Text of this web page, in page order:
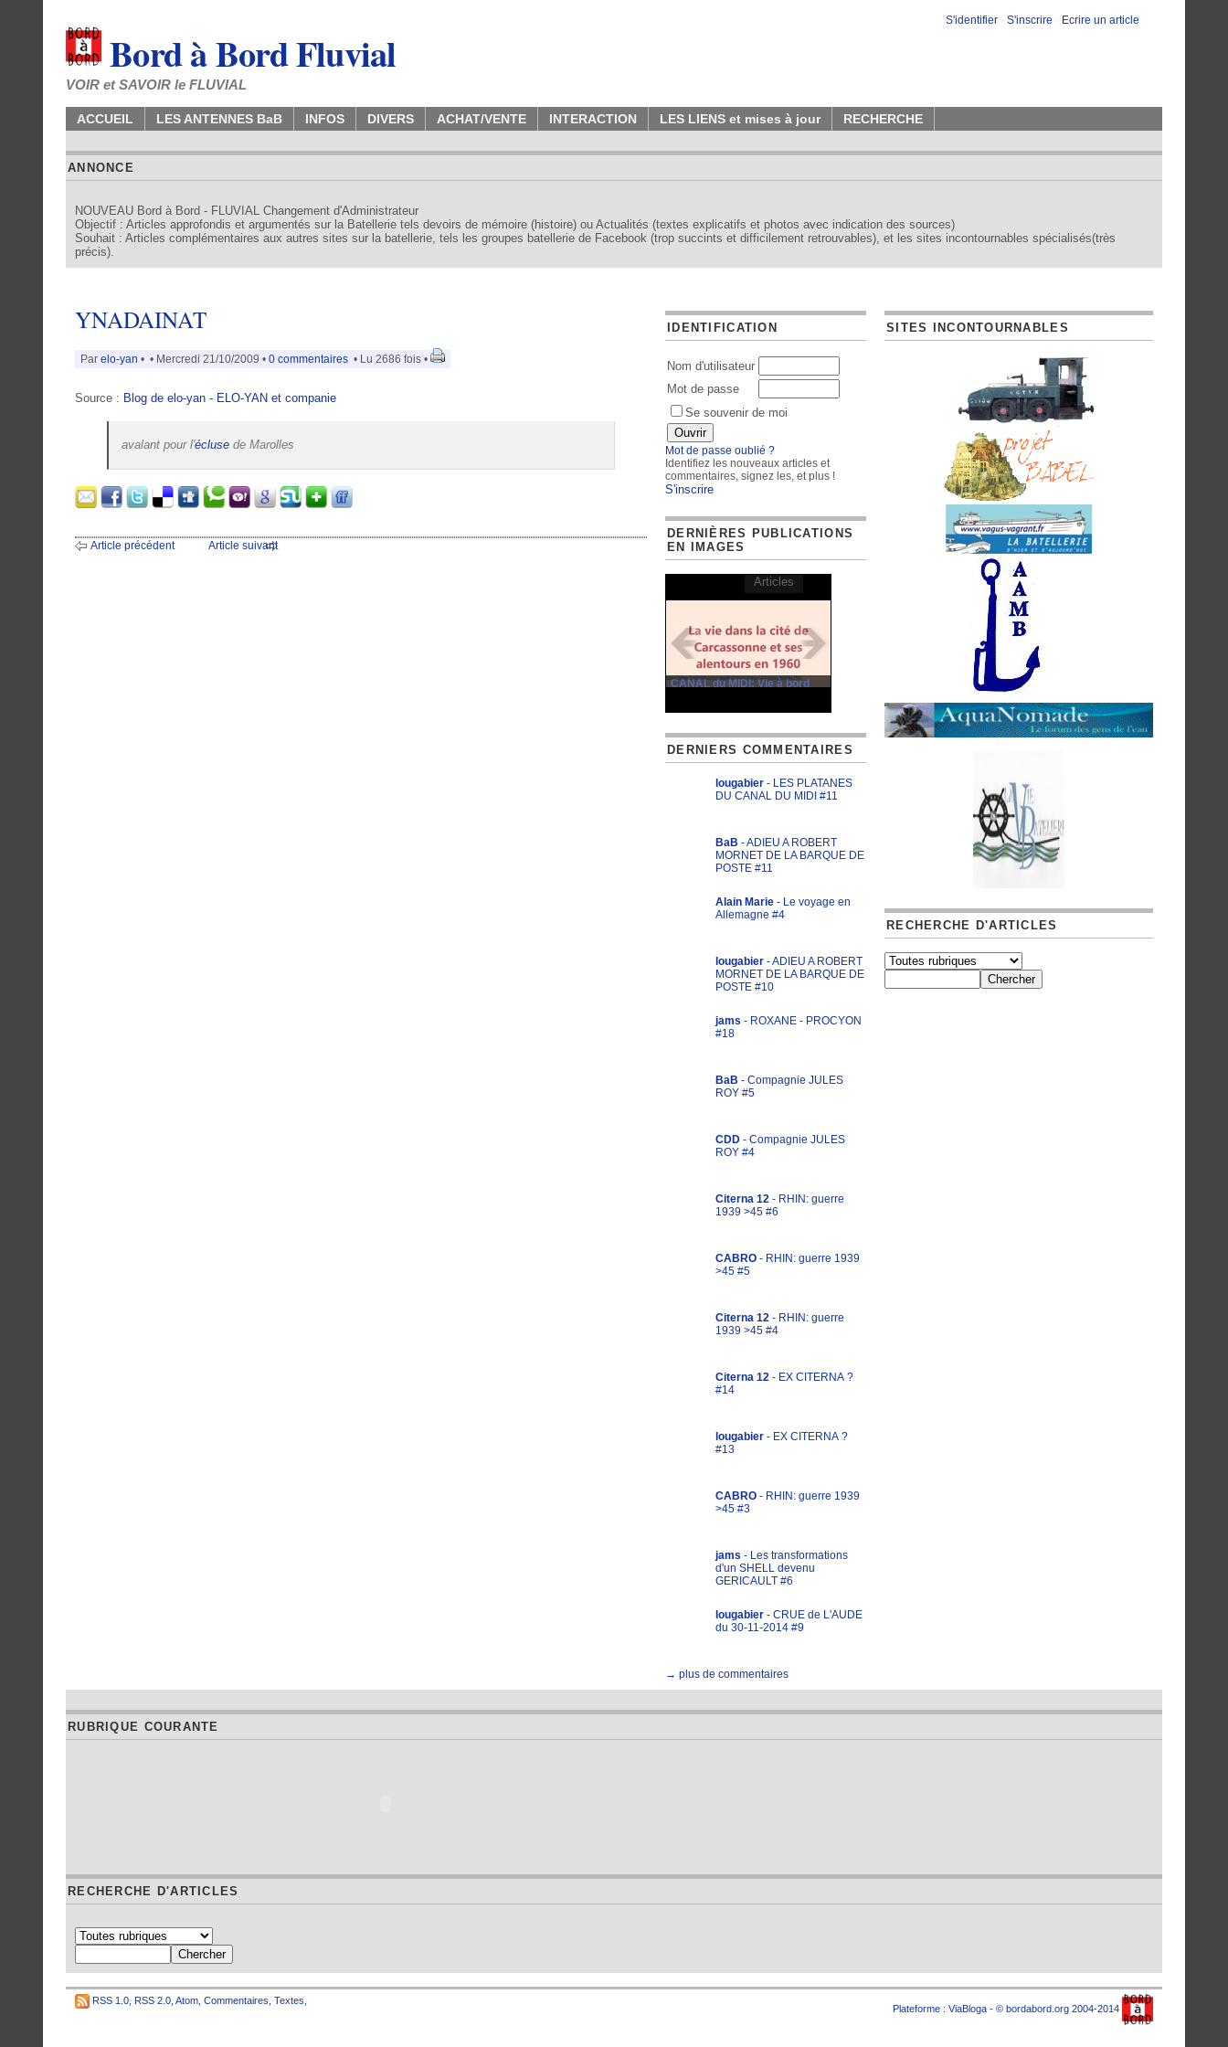
S'identifier - S'inscrire - Ecrire un article
Bord à Bord Fluvial
VOIR et SAVOIR le FLUVIAL
ACCUEIL LES ANTENNES BaB INFOS DIVERS ACHAT/VENTE INTERACTION LES LIENS et mises à jour RECHERCHE
ANNONCE
NOUVEAU Bord à Bord - FLUVIAL Changement d'Administrateur
Objectif : Articles approfondis et argumentés sur la Batellerie tels devoirs de mémoire (histoire) ou Actualités (textes explicatifs et photos avec indication des sources)
Souhait : Articles complémentaires aux autres sites sur la batellerie, tels les groupes batellerie de Facebook (trop succints et difficilement retrouvables), et les sites incontournables spécialisés(très
précis).
YNADAINAT
Par elo-yan • • Mercredi 21/10/2009 • 0 commentaires • Lu 2686 fois •
Source : Blog de elo-yan - ELO-YAN et companie
avalant pour l'écluse de Marolles
Article précédent Article suivant
IDENTIFICATION
Nom d'utilisateur
Mot de passe
Se souvenir de moi
Mot de passe oublié ?
Identifiez les nouveaux articles et
commentaires, signez les, et plus !
S'inscrire
DERNIÈRES PUBLICATIONS
EN IMAGES
CANAL du MIDI: Vie à bord
Articles
DERNIERS COMMENTAIRES
lougabier - LES PLATANES
DU CANAL DU MIDI #11
BaB - ADIEU A ROBERT
MORNET DE LA BARQUE DE
POSTE #11
Alain Marie - Le voyage en
Allemagne #4
lougabier - ADIEU A ROBERT
MORNET DE LA BARQUE DE
POSTE #10
jams - ROXANE - PROCYON
#18
BaB - Compagnie JULES
ROY #5
CDD - Compagnie JULES
ROY #4
Citerna 12 - RHIN: guerre
1939 >45 #6
CABRO - RHIN: guerre 1939
>45 #5
Citerna 12 - RHIN: guerre
1939 >45 #4
Citerna 12 - EX CITERNA ?
#14
lougabier - EX CITERNA ?
#13
CABRO - RHIN: guerre 1939
>45 #3
jams - Les transformations
d'un SHELL devenu
GERICAULT #6
lougabier - CRUE de L'AUDE
du 30-11-2014 #9
→ plus de commentaires
SITES INCONTOURNABLES
RECHERCHE D'ARTICLES
RUBRIQUE COURANTE
RECHERCHE D'ARTICLES
RSS 1.0 RSS 2.0 Atom Commentaires Textes
Plateforme : ViaBloga - © bordabord.org 2004-2014